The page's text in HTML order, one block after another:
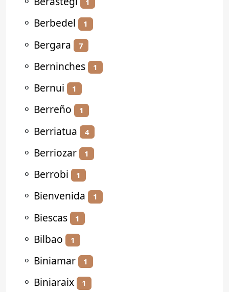
1
⚬ Berbedel 1
⚬ Bergara 7
⚬ Berninches 1
⚬ Bernui 1
⚬ Berreño 1
⚬ Berriatua 4
⚬ Berriozar 1
⚬ Berrobi 1
⚬ Bienvenida 1
⚬ Biescas 1
⚬ Bilbao 1
⚬ Biniamar 1
⚬ Biniaraix 1